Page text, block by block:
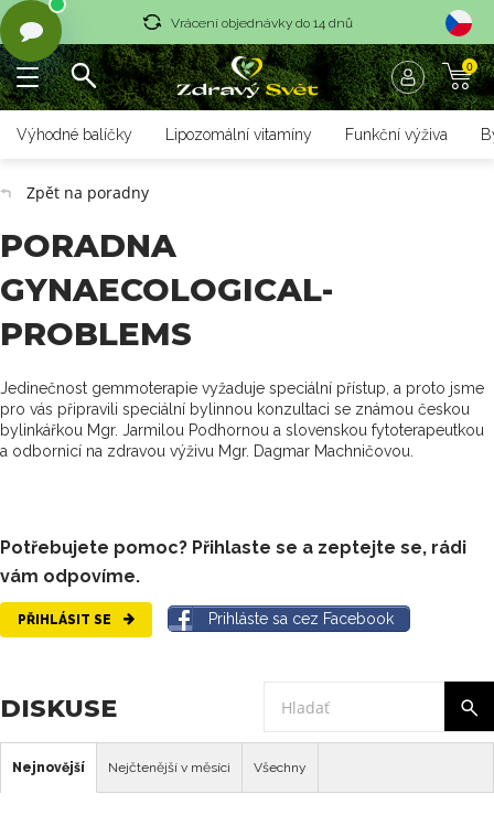
Vrácení objednávky do 14 dnů
Rychlé dodání <36 hodin 0
Výhodné balíčky Lipozomální vitamíny Funkční výživa
Zpět na poradny
PORADNA
GYNAECOLOGICAL-
PROBLEMS
Jedinečnost gemmoterapie vyžaduje speciální přístup, a proto jsme
pro vás připravili speciální bylinnou konzultaci se známou českou
bylinkářkou Mgr. Jarmilou Podhornou a slovenskou fytoterapeutkou
a odbornicí na zdravou výživu Mgr. Dagmar Machničovou.
Potřebujete pomoc? Přihlaste se a zeptejte se, rádi
vám odpovíme.
PŘIHLÁSIT SE Prihláste sa cez Facebook
DISKUSE
Nejnovější Nejčtenější v měsíci Všechny